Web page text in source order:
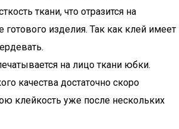
ткани, что отразится на
изделия. Так как клей имеет
на лицо ткани юбки.
качества достаточно скоро
клейкость уже после нескольких